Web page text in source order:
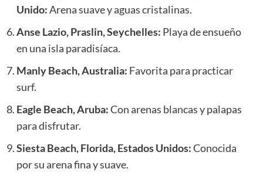
Unido:Arena suave y aguas cristalinas.
Anse Lazio, Praslin, Seychelles: Playa de ensueño
en una isla paradisíaca.
Manly Beach, Australia: Favorita para practicar
surf.
Eagle Beach, Aruba:Con arenas blancas y palapas
para disfrutar.
Siesta Beach, Florida, Estados Unidos:Conocida
por su arena fina y suave.